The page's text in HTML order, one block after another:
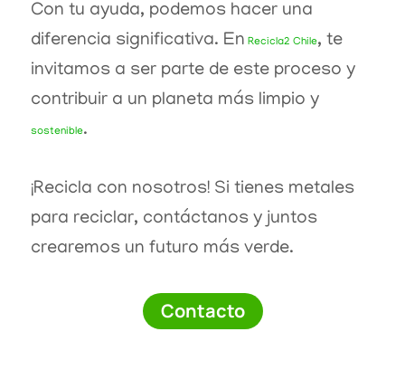
Con tu ayuda, podemos hacer una
diferencia significativa. En Recicla2 Chile, te
invitamos a ser parte de este proceso y
contribuir a un planeta más limpio y
sostenible.
¡Recicla con nosotros! Si tienes metales
para reciclar, contáctanos y juntos
crearemos un futuro más verde.
Contacto